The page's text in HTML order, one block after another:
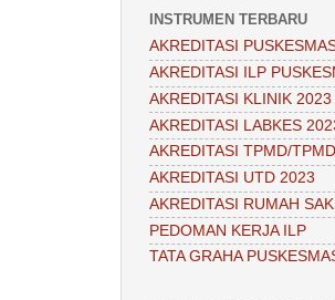
INSTRUMEN TERBARU
AKREDITASI
AKREDITASI ILP
AKREDITASI KLINIK 2023
AKREDITASI LABKES
AKREDITASI TPMD/
AKREDITASI UTD 2023
AKREDITASI RUMAH
PEDOMAN KERJA ILP
TATA GRAHA